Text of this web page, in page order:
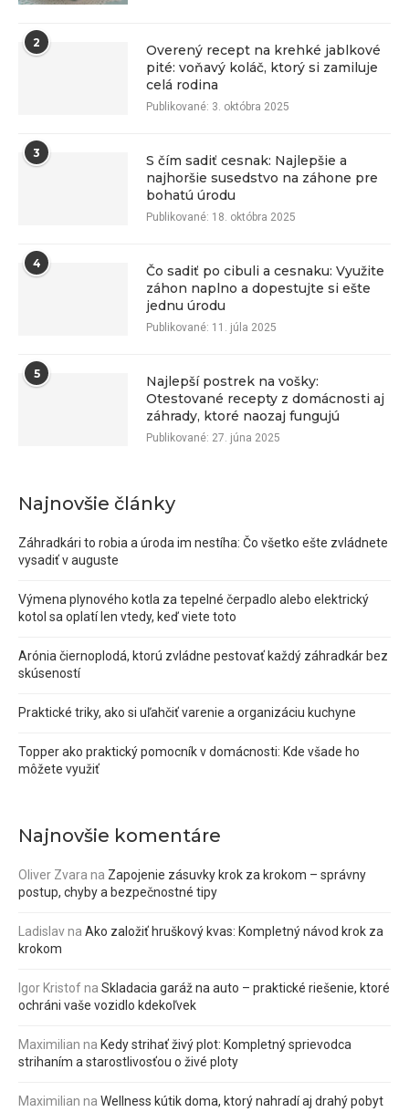
2
Overený recept na krehké jablkové
pité: voňavý koláč, ktorý si zamiluje
celá rodina
Publikované: 3. októbra 2025
3
S čím sadiť cesnak: Najlepšie a
najhoršie susedstvo na záhone pre
bohatú úrodu
Publikované: 18. októbra 2025
4
Čo sadiť po cibuli a cesnaku: Využite
záhon naplno a dopestujte si ešte
jednu úrodu
Publikované: 11. júla 2025
5
Najlepší postrek na vošky:
Otestované recepty z domácnosti aj
záhrady, ktoré naozaj fungujú
Publikované: 27. júna 2025
Najnovšie články
Záhradkári to robia a úroda im nestíha: Čo všetko ešte zvládnete
vysadiť v auguste
Výmena plynového kotla za tepelné čerpadlo alebo elektrický
kotol sa oplatí len vtedy, keď viete toto
Arónia čiernoplodá, ktorú zvládne pestovať každý záhradkár bez
skúseností
Praktické triky, ako si uľahčiť varenie a organizáciu kuchyne
Topper ako praktický pomocník v domácnosti: Kde všade ho
môžete využiť
Najnovšie komentáre
Oliver Zvara na Zapojenie zásuvky krok za krokom – správny
postup, chyby a bezpečnostné tipy
Ladislavna Ako založiť hruškový kvas: Kompletný návod krok za
krokom
Igor Kristofna Skladacia garáž na auto – praktické riešenie, ktoré
ochráni vaše vozidlo kdekoľvek
Maximilian na Kedy strihať živý plot: Kompletný sprievodca
strihaním a starostlivosťou o živé ploty
Maximilian na Wellness kútik doma, ktorý nahradí aj drahý pobyt